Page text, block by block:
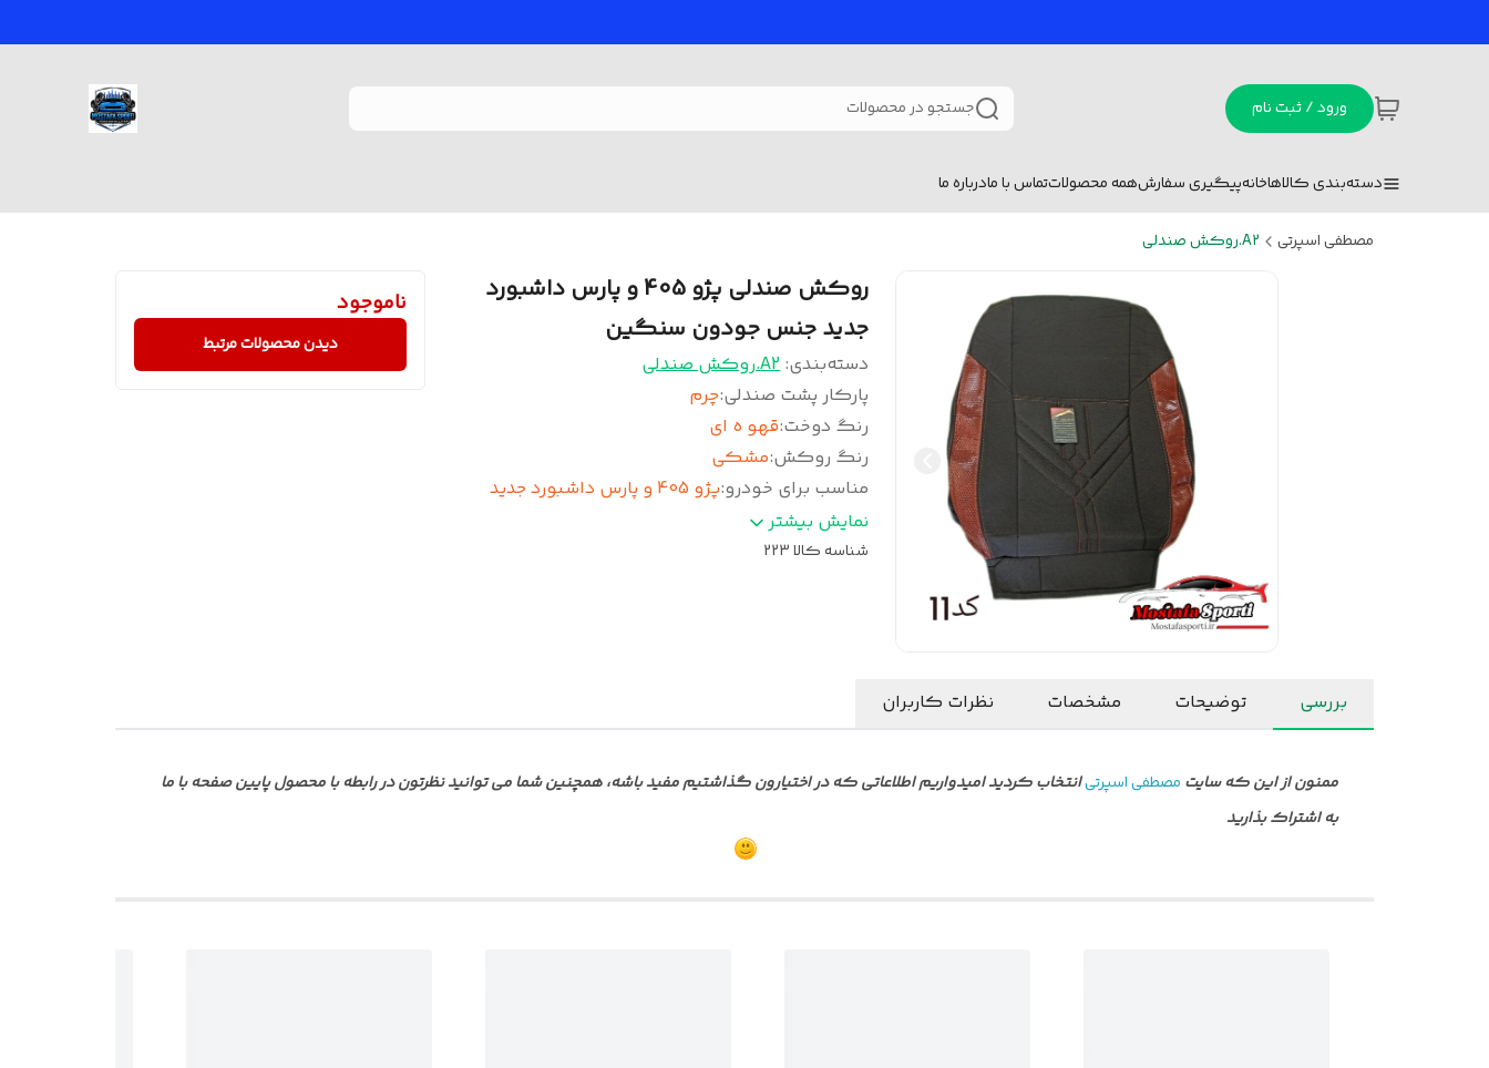
ورود / ثبت نام جستجو در محصولات
دسته‌بندی کالاهاخانهپیگیری سفارشهمه محصولاتتماس با مادرباره ما
مصطفی اسپرتی A2.روکش صندلی
روکش صندلی پژو 405 و پارس داشبورد
جدید جنس جودون سنگین
دسته‌بندی:A2.روکش صندلی
پارکار پشت صندلی:چرم
رنگ دوخت:قهو ه ای
رنگ روکش:مشکی
مناسب برای خودرو:پژو 405 و پارس داشبورد جدید
جنس: جودون سنگین
نمایش بیشتر
شناسه کالا223
ناموجود
دیدن محصولات مرتبط
بررسی توضیحات مشخصات نظرات کاربران
ممنون از این که سایت مصطفی اسپرتیانتخاب کردید امیدواریم اطلاعاتی که در اختیارون گذاشتیم مفید باشه، همچنین شما می توانید نظرتون در رابطه با محصول پایین صفحه با ما
به اشتراک بذارید